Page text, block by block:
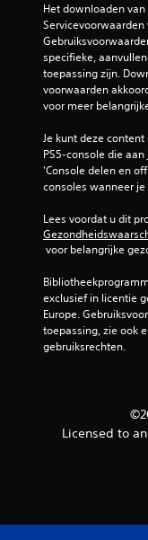
Het downloaden
specifieke,
toepassing zijn.
voorwaarden
voor meer
Je kunt deze
PS5-console die
'Console delen en
consoles wanneer
Lees voordat u dit
voor belangrijke
exclusief in licentie
Europe.
toepassing, zie ook
gebruiksrechten.
Licensed to